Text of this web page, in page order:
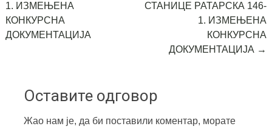
1. ИЗМЕЊЕНА
КОНКУРСНА
ДОКУМЕНТАЦИЈА
СТАНИЦЕ РАТАРСКА 146-
1. ИЗМЕЊЕНА
КОНКУРСНА
ДОКУМЕНТАЦИЈА →
Оставите одговор
Жао нам је, да би поставили коментар, морате